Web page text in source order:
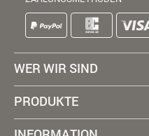
WER WIR SIND
PRODUKTE